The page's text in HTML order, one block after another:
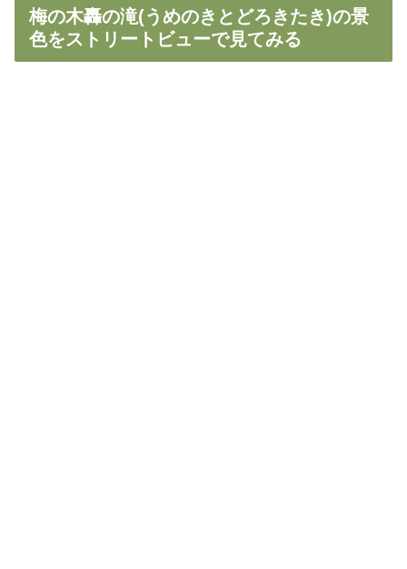
梅の木轟の滝(うめのきとどろきたき)の景
色をストリートビューで見てみる